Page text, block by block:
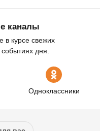
каналы
в курсе свежих
дня.
Одноклассники